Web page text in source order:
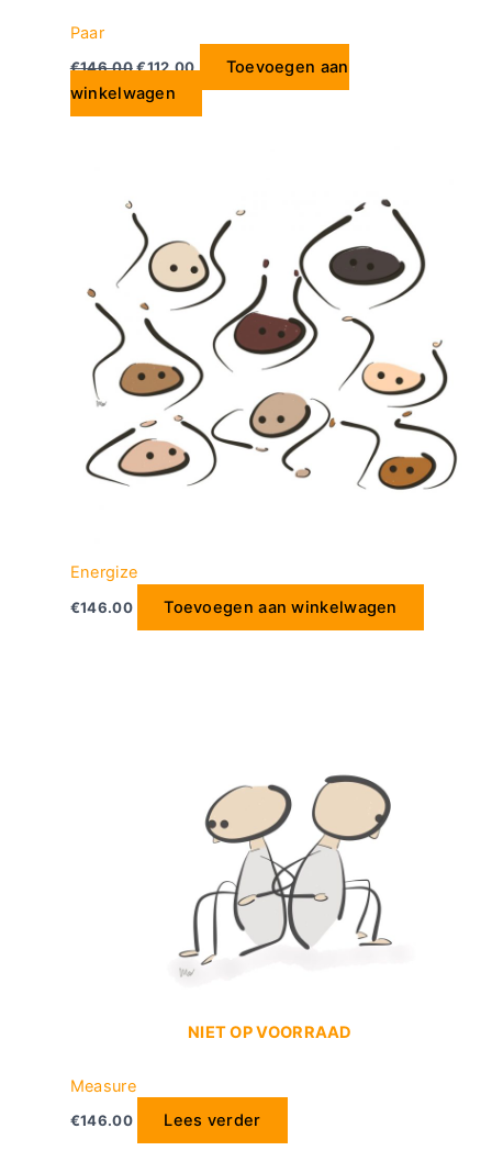
Paar
€146.00 €112.00
Toevoegen aan
winkelwagen
Energize
€146.00 Toevoegen aan winkelwagen
NIET OP VOORRAAD
Measure
€146.00 Lees verder